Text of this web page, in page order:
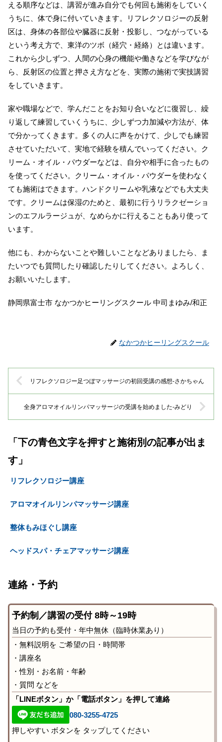
える順序などは、講習が進み自分でも何回も施術をしていく
うちに、体で身に付いていきます。リフレクソロジーの反射
区は、身体の各部位や臓器に反射・投影し、つながっている
という考え方で、東洋のツボ（経穴・経絡）とは違います。
これから少しずつ、人間の心身の機能や働きなどを学びなが
ら、反射区の位置と押さえ方などを、実際の施術で実技講習
をしていきます。
家や職場などで、学んだことをお知り合いなどに復習し、繰
り返して練習していくうちに、少しずつ力加減や方法が、体
で分かってくきます。多くの人に声をかけて、少しでも練習
させていただいて、実地で経験を積んでいってください。ク
リーム・オイル・パウダーなどは、自分や相手に合ったもの
を使ってください。クリーム・オイル・パウダーを使わなく
ても施術はできます。ハンドクリームや乳液などでも大丈夫
です。クリームは保湿のためと、最初に行うリラクゼーショ
ンのエフルラージュが、なめらかに行えることもあり使って
います。
他にも、わからないことや難しいことなどありましたら、ま
たいつでも質問したり確認したりしてください。よろしく、
お願いいたします。
静岡県富士市 なかつかヒーリングスクール 中司まゆみ/和正
なかつかヒーリングスクール
リフレクソロジー足つぼマッサージの初回受講の感想-さかちゃん
全身アロマオイルリンパマッサージの受講を始めました-みどり
「下の青色文字を押すと施術別の記事が出ま
す」
リフレクソロジー講座
アロマオイルリンパマッサージ講座
整体もみほぐし講座
ヘッドスパ・チェアマッサージ講座
連絡・予約
予約制／講習の受付 8時～19時
当日の予約も受付・年中無休（臨時休業あり）
・無料説明を ご希望の日・時間帯
・講座名
・性別・お名前・年齢
・質問 などを
「LINEボタン」か「電話ボタン」を押して連絡
080-3255-4725
押しやすい ボタンを タップしてください